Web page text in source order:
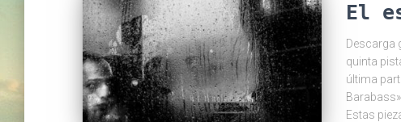
El
Descarga
quinta
última
Estas